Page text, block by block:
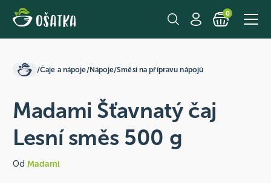
0
/Čaje a nápoje/Nápoje/Směsi na přípravu nápojů
Madami Šťavnatý čaj
Lesní směs 500 g
Od Madami